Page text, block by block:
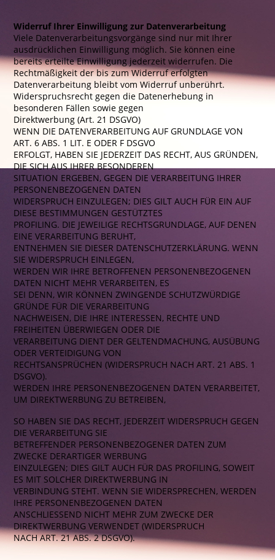
Widerruf Ihrer Einwilligung zur Datenverarbeitung
Viele Datenverarbeitungsvorgänge sind nur mit Ihrer
ausdrücklichen Einwilligung möglich. Sie können eine
bereits erteilte Einwilligung jederzeit widerrufen. Die
Rechtmäßigkeit der bis zum Widerruf erfolgten
Datenverarbeitung bleibt vom Widerruf unberührt.
Widerspruchsrecht gegen die Datenerhebung in
besonderen Fällen sowie gegen
Direktwerbung (Art. 21 DSGVO)
WENN DIE DATENVERARBEITUNG AUF GRUNDLAGE VON
ART. 6 ABS. 1 LIT. E ODER F DSGVO
ERFOLGT, HABEN SIE JEDERZEIT DAS RECHT, AUS GRÜNDEN,
DIE SICH AUS IHRER BESONDEREN
SITUATION ERGEBEN, GEGEN DIE VERARBEITUNG IHRER
PERSONENBEZOGENEN DATEN
WIDERSPRUCH EINZULEGEN; DIES GILT AUCH FÜR EIN AUF
DIESE BESTIMMUNGEN GESTÜTZTES
PROFILING. DIE JEWEILIGE RECHTSGRUNDLAGE, AUF DENEN
EINE VERARBEITUNG BERUHT,
ENTNEHMEN SIE DIESER DATENSCHUTZERKLÄRUNG. WENN
SIE WIDERSPRUCH EINLEGEN,
WERDEN WIR IHRE BETROFFENEN PERSONENBEZOGENEN
DATEN NICHT MEHR VERARBEITEN, ES
SEI DENN, WIR KÖNNEN ZWINGENDE SCHUTZWÜRDIGE
GRÜNDE FÜR DIE VERARBEITUNG
NACHWEISEN, DIE IHRE INTERESSEN, RECHTE UND
FREIHEITEN ÜBERWIEGEN ODER DIE
VERARBEITUNG DIENT DER GELTENDMACHUNG, AUSÜBUNG
ODER VERTEIDIGUNG VON
RECHTSANSPRÜCHEN (WIDERSPRUCH NACH ART. 21 ABS. 1
DSGVO).
WERDEN IHRE PERSONENBEZOGENEN DATEN VERARBEITET,
UM DIREKTWERBUNG ZU BETREIBEN,
SO HABEN SIE DAS RECHT, JEDERZEIT WIDERSPRUCH GEGEN
DIE VERARBEITUNG SIE
BETREFFENDER PERSONENBEZOGENER DATEN ZUM
ZWECKE DERARTIGER WERBUNG
EINZULEGEN; DIES GILT AUCH FÜR DAS PROFILING, SOWEIT
ES MIT SOLCHER DIREKTWERBUNG IN
VERBINDUNG STEHT. WENN SIE WIDERSPRECHEN, WERDEN
IHRE PERSONENBEZOGENEN DATEN
ANSCHLIESSEND NICHT MEHR ZUM ZWECKE DER
DIREKTWERBUNG VERWENDET (WIDERSPRUCH
NACH ART. 21 ABS. 2 DSGVO).